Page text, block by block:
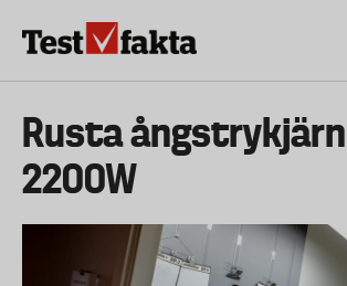
Huvudmeny
ny
Rusta
2200W